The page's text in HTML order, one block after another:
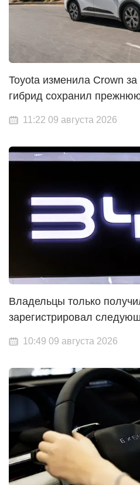
Toyota изменила Crown
гибрид сохранил
11:22 09 августа 2026
Владельцы только
зарегистрировал
10:49 09 августа 2026